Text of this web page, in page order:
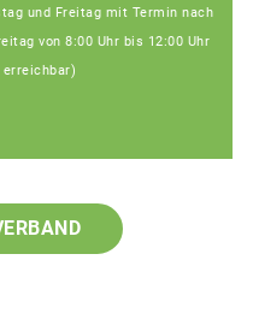
und Freitag mit Termin nach
von 8:00 Uhr bis 12:00 Uhr